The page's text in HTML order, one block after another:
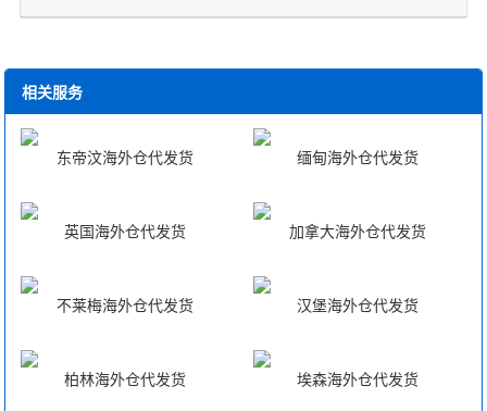
相关服务
东帝汶海外仓代发货 缅甸海外仓代发货
英国海外仓代发货 加拿大海外仓代发货
不莱梅海外仓代发货 汉堡海外仓代发货
柏林海外仓代发货 埃森海外仓代发货